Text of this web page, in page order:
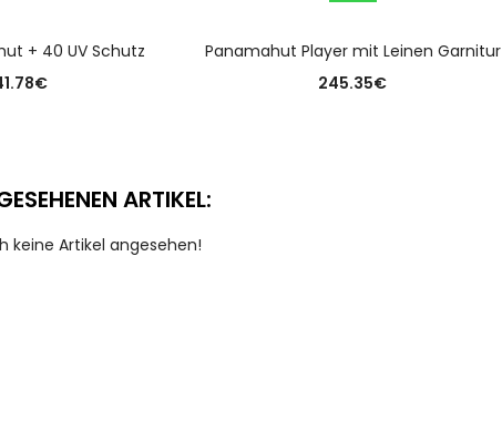
+ 40 UV Schutz
€
Panamahut Player mit Leinen Garnitur
245.35€
ARTIKEL:
keine Artikel angesehen!